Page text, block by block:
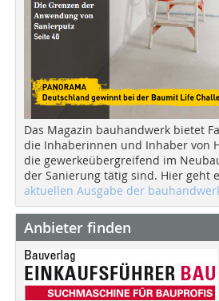
Das Magazin bauhandwerk bietet
die Inhaberinnen und Inhaber von
die gewerkeübergreifend im
der Sanierung tätig sind. Hier geht
aktuellen Ausgabe der
Anbieter finden